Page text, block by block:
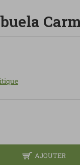
AJOUTER